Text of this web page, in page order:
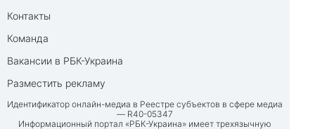
Контакты
Команда
Вакансии в РБК-Украина
Разместить рекламу
Идентификатор онлайн-медиа в Реестре субъектов в сфере медиа
— R40-05347
Информационный портал «РБК-Украина» имеет трехязычную